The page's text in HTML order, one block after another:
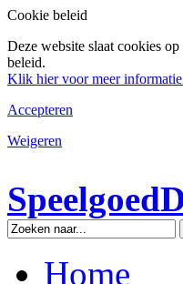
Cookie beleid
Deze website slaat cookies
beleid.
Klik hier voor meer
Accepteren
Weigeren
Home